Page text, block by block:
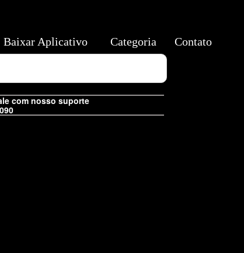
com nosso suporte
Baixar Aplicativo Categoria Contato